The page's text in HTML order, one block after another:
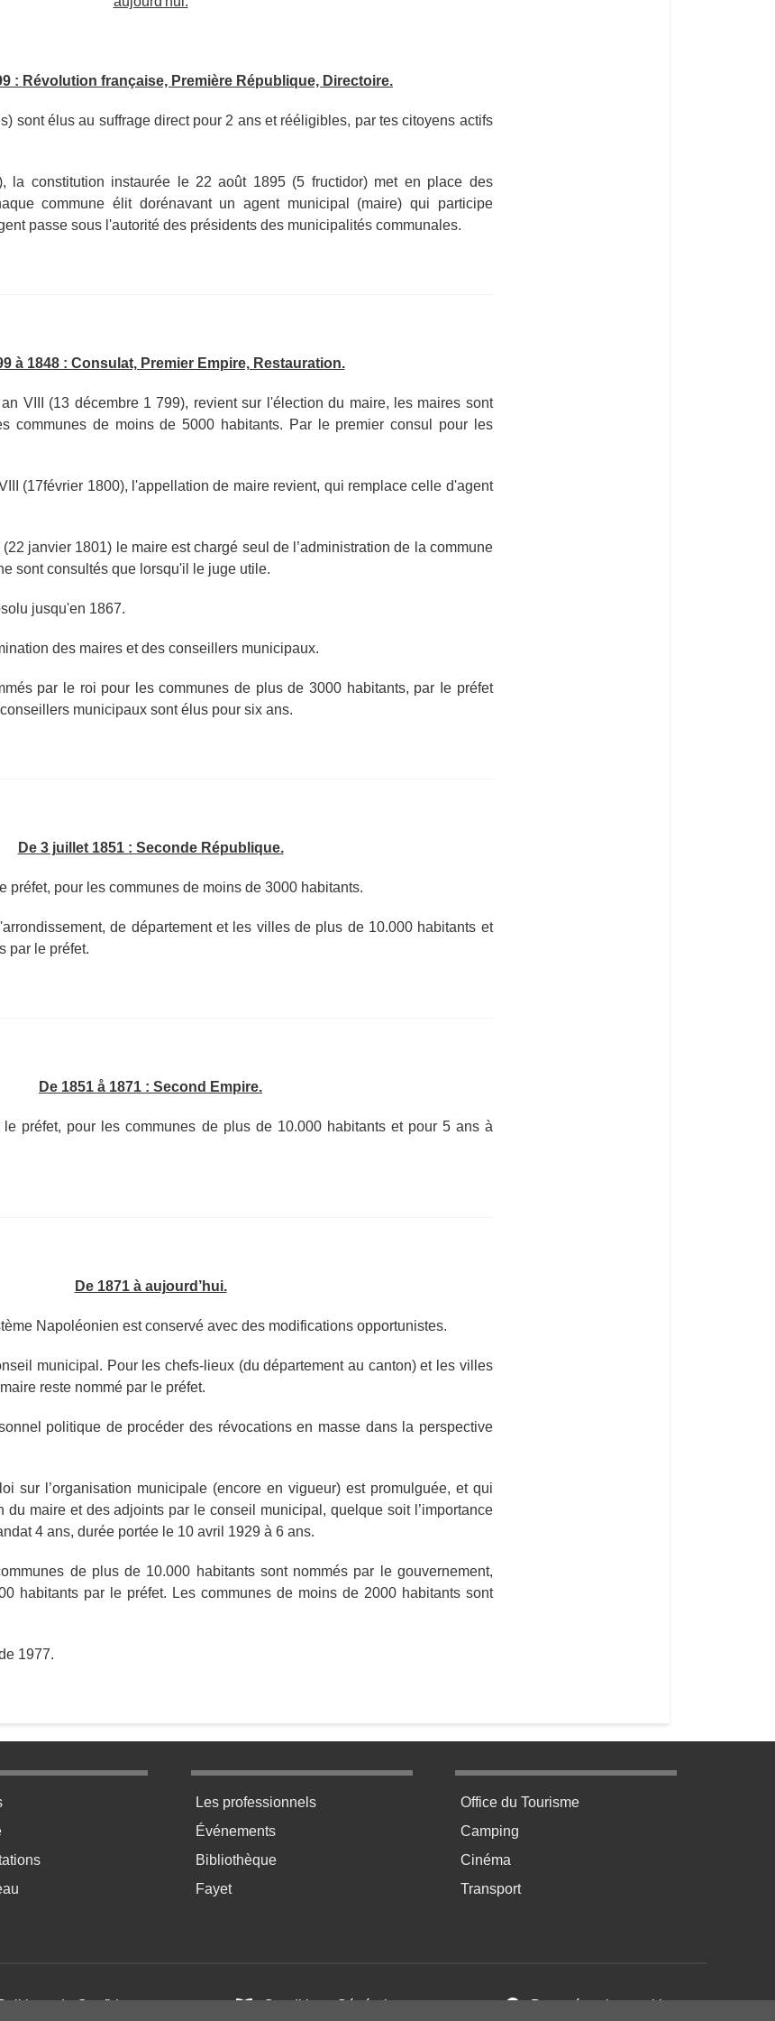
: Révolution française, Première République, Directoire.
sont élus au suffrage direct pour 2 ans et rééligibles, par tes citoyens actifs
la constitution instaurée le 22 août 1895 (5 fructidor) met en place des
commune élit dorénavant un agent municipal (maire) qui participe
passe sous l'autorité des présidents des municipalités communales.
à 1848 : Consulat, Premier Empire, Restauration.
VIII (13 décembre 1 799), revient sur l'élection du maire, les maires sont
communes de moins de 5000 habitants. Par le premier consul pour les
(17février 1800), l'appellation de maire revient, qui remplace celle d'agent
janvier 1801) le maire est chargé seul de l’administration de la commune
sont consultés que lorsqu'il le juge utile.
jusqu'en 1867.
des maires et des conseillers municipaux.
par le roi pour les communes de plus de 3000 habitants, par Ie préfet
municipaux sont élus pour six ans.
De 3 juillet 1851 : Seconde République.
préfet, pour les communes de moins de 3000 habitants.
de département et les villes de plus de 10.000 habitants et
par le préfet.
De 1851 å 1871 : Second Empire.
le préfet, pour les communes de plus de 10.000 habitants et pour 5 ans à
De 1871 à aujourd’hui.
Napoléonien est conservé avec des modifications opportunistes.
municipal. Pour les chefs-lieux (du département au canton) et les villes
reste nommé par le préfet.
politique de procéder des révocations en masse dans la perspective
sur l’organisation municipale (encore en vigueur) est promulguée, et qui
du maire et des adjoints par le conseil municipal, quelque soit l’importance
4 ans, durée portée le 10 avril 1929 à 6 ans.
de plus de 10.000 habitants sont nommés par le gouvernement,
habitants par le préfet. Les communes de moins de 2000 habitants sont
1977.
bas de page 2 Menu pratique bas de page 3
Les professionnels
Événements
Bibliothèque
Fayet
Menu pratique bas de page 4
Office du Tourisme
Camping
Cinéma
Transport
de Confidentialité Conditions Générales d’Utilisation Paramétrer les cookies